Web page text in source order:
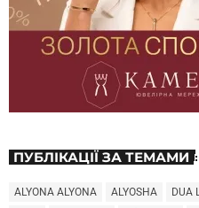
ПУБЛІКАЦІЇ ЗА ТЕМАМИ
ALYONA ALYONA ALYOSHA DUA